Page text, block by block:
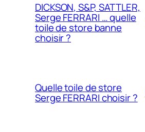
DICKSON, S&P, SATTLER,
Serge FERRARI … quelle
toile de store banne
choisir ?
Quelle toile de store
Serge FERRARI choisir ?